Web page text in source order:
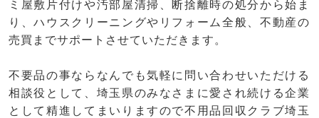
ミ屋敷片付けや汚部屋清掃、断捨離時の処分から始ま
り、ハウスクリーニングやリフォーム全般、不動産の
売買までサポートさせていただきます。
不要品の事ならなんでも気軽に問い合わせいただける
相談役として、埼玉県のみなさまに愛され続ける企業
として精進してまいりますので不用品回収クラブ埼玉